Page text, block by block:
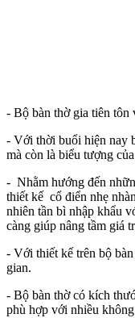
- Bộ bàn thờ gia tiên tôn
- Với thời buổi hiện nay
mà còn là biểu tượng
- Nhằm hướng đến
thiết kế cổ điển nhẹ
nhiên tần bì nhập khẩu
càng giúp nâng tầm giá
- Với thiết kế trên bộ
gian.
- Bộ bàn thờ có kích
phù hợp với nhiều